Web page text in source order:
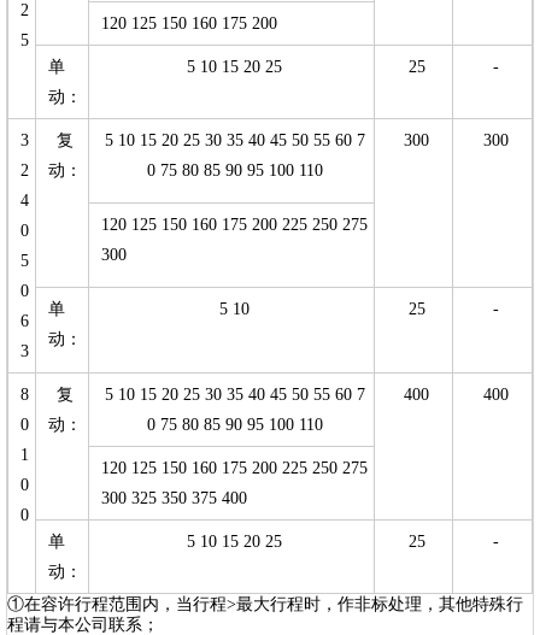
2
5
120 125 150 160 175 200
单
动：
5 10 15 20 25 25 -
3
2
4
0
5
0
6
3
复
动：
5 10 15 20 25 30 35 40 45 50 55 60 7
0 75 80 85 90 95 100 110
300 300
120 125 150 160 175 200 225 250 275
300
单
动：
5 10 25 -
8
0
1
0
0
复
动：
5 10 15 20 25 30 35 40 45 50 55 60 7
0 75 80 85 90 95 100 110
400 400
120 125 150 160 175 200 225 250 275
300 325 350 375 400
单
动：
5 10 15 20 25 25 -
①在容许行程范围内，当行程>最大行程时，作非标处理，其他特殊行
程请与本公司联系；